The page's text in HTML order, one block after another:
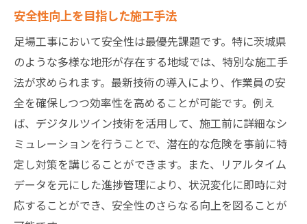
安全性向上を目指した施工手法
足場工事において安全性は最優先課題です。特に茨城県
のような多様な地形が存在する地域では、特別な施工手
法が求められます。最新技術の導入により、作業員の安
全を確保しつつ効率性を高めることが可能です。例え
ば、デジタルツイン技術を活用して、施工前に詳細なシ
ミュレーションを行うことで、潜在的な危険を事前に特
定し対策を講じることができます。また、リアルタイム
データを元にした進捗管理により、状況変化に即時に対
応することができ、安全性のさらなる向上を図ることが